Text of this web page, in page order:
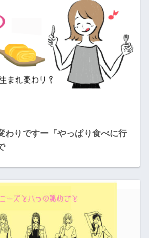
わりですー『やっぱり食べに行